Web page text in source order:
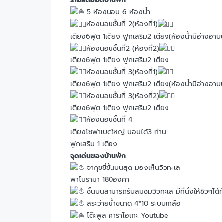
5 ห้องนอน 6 ห้องน้ำ
ห้องนอนชั้นที่ 2(ห้องที่1)
เตียง6ฟุต 1เตียง ฟูกเสริม2 เตียง(ห้องน้ำมีอ่างอาบ
ห้องนอนชั้นที่2 (ห้องที่2)
เตียง6ฟุต 1เตียง ฟูกเสริม2 เตียง
ห้องนอนชั้นที่ 3(ห้องที่1)
เตียง6ฟุต 1เตียง ฟูกเสริม2 เตียง(ห้องน้ำมีอ่างอาบ
ห้องนอนชั้นที่ 3(ห้องที่2)
เตียง6ฟุต 1เตียง ฟูกเสริม2 เตียง
ห้องนอนชั้นที่ 4
เตียงโซฟาเบดใหญ่ นอนได้3 ท่าน
ฟูกเสริม 1 เตียง
จุดเด่นของบ้านพัก
จากุชซี่ชั้นบนสุด มองเห็นวิวทะเล
พาโนรามา 180องศา
ชั้นบนสามารถรับลมชมวิวทะเล มีที่นั่งให้ชิวๆไ
สระว่ายน้ำขนาด 4*10 ระบบเกลือ
โต๊ะพูล คาราโอเกะ Youtube